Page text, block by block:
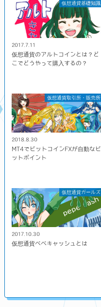
仮想通貨基礎知識
2017.7.11
仮想通貨のアルトコインとは？ど
こでどうやって購入するの？
仮想通貨取引所・販売所
2018.8.30
MT4でビットコインFXが自動なビ
ットポイント
仮想通貨ガールズ
2017.10.30
仮想通貨ペペキャッシュとは